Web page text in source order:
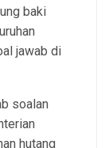
baki
jawab di
soalan
hutang